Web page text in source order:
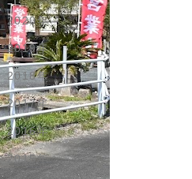
2020年
2019年
2018年
2017年
2016年
2015年